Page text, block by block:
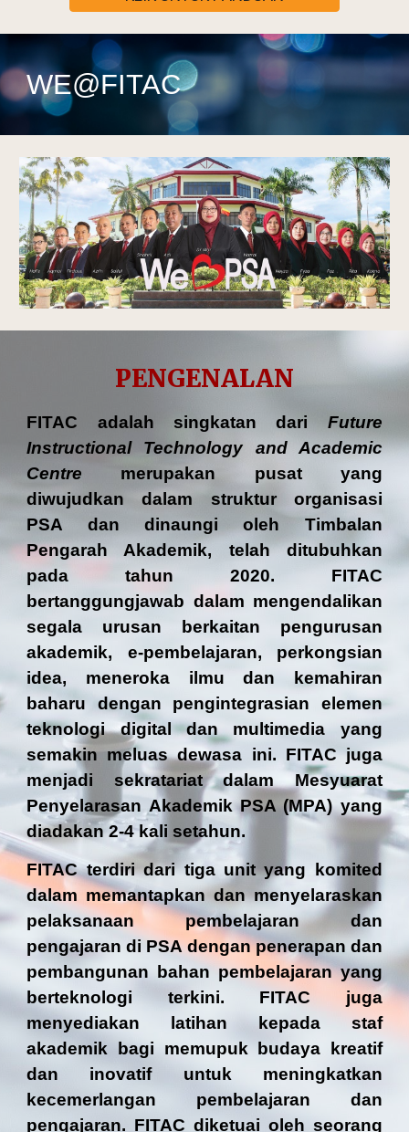
WE@FITAC
PENGENALAN
FITAC adalah singkatan dari Future
Instructional Technology and Academic
Centre merupakan pusat yang
diwujudkan dalam struktur organisasi
PSA dan dinaungi oleh Timbalan
Pengarah Akademik, telah ditubuhkan
pada tahun 2020. FITAC
bertanggungjawab dalam mengendalikan
segala urusan berkaitan pengurusan
akademik, e-pembelajaran, perkongsian
idea, meneroka ilmu dan kemahiran
baharu dengan pengintegrasian elemen
teknologi digital dan multimedia yang
semakin meluas dewasa ini. FITAC juga
menjadi sekratariat dalam Mesyuarat
Penyelarasan Akademik PSA (MPA) yang
diadakan 2-4 kali setahun.
FITAC terdiri daritiga unit yang komited
dalam memantapkan dan menyelaraskan
pelaksanaan pembelajaran dan
pengajaran di PSA dengan penerapan dan
pembangunan bahan pembelajaran yang
berteknologi terkini. FITAC juga
menyediakan latihan kepada staf
akademik bagi memupuk budaya kreatif
dan inovatif untuk meningkatkan
kecemerlangan pembelajaran dan
pengajaran. FITAC diketuai oleh seorang